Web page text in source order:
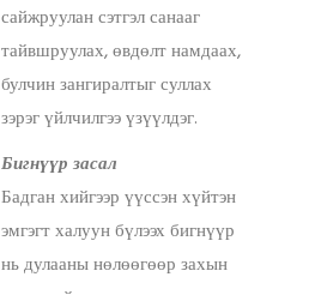
сайжруулан сэтгэл санааг
тайвшруулах, өвдөлт намдаах,
булчин зангиралтыг суллах
зэрэг үйлчилгээ үзүүлдэг.
Бигнүүр засал
Бадган хийгээр үүссэн хүйтэн
эмгэгт халуун бүлээх бигнүүр
нь дулааны нөлөөгөөр захын